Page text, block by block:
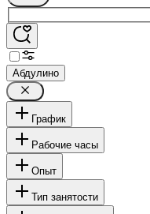
Абдулино
График
Рабочие часы
Опыт
Тип занятости